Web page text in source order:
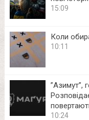
15:09
Коли
10:11
⁨”Азимут”,
10:24